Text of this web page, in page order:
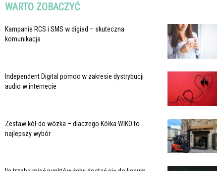
WARTO ZOBACZYĆ
Kampanie RCS i SMS w digiad – skuteczna
komunikacja
Independent Digital pomoc w zakresie dystrybucji
audio w internecie
Zestaw kół do wózka – dlaczego Kółka WIKO to
najlepszy wybór